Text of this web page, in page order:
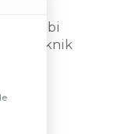
gibi
bir teknik